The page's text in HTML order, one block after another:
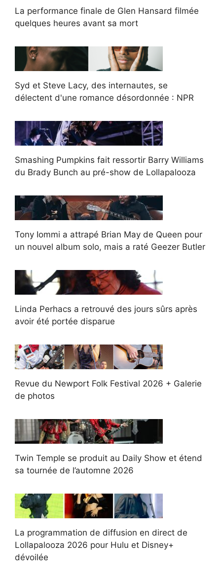
La performance finale de Glen Hansard filmée
quelques heures avant sa mort
Syd et Steve Lacy, des internautes, se
délectent d'une romance désordonnée : NPR
Smashing Pumpkins fait ressortir Barry Williams
du Brady Bunch au pré-show de Lollapalooza
Tony Iommi a attrapé Brian May de Queen pour
un nouvel album solo, mais a raté Geezer Butler
Linda Perhacs a retrouvé des jours sûrs après
avoir été portée disparue
Revue du Newport Folk Festival 2026 + Galerie
de photos
Twin Temple se produit au Daily Show et étend
sa tournée de l’automne 2026
La programmation de diffusion en direct de
Lollapalooza 2026 pour Hulu et Disney+
dévoilée